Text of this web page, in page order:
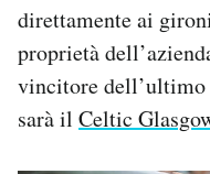
direttamente ai
proprietà
vincitore dell’ultimo
sarà il Celtic